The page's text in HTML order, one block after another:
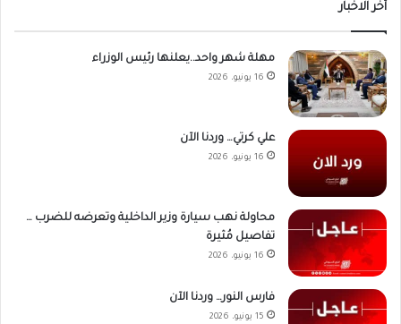
أخر الاخبار
مهلة شهر واحد..يعلنها رئيس الوزراء
16 يونيو، 2026
علي كرتي… وردنا الآن
16 يونيو، 2026
محاولة نهب سيارة وزير الداخلية وتعرضه للضرب …
تفاصيل مُثيرة
16 يونيو، 2026
فارس النور… وردنا الآن
15 يونيو، 2026